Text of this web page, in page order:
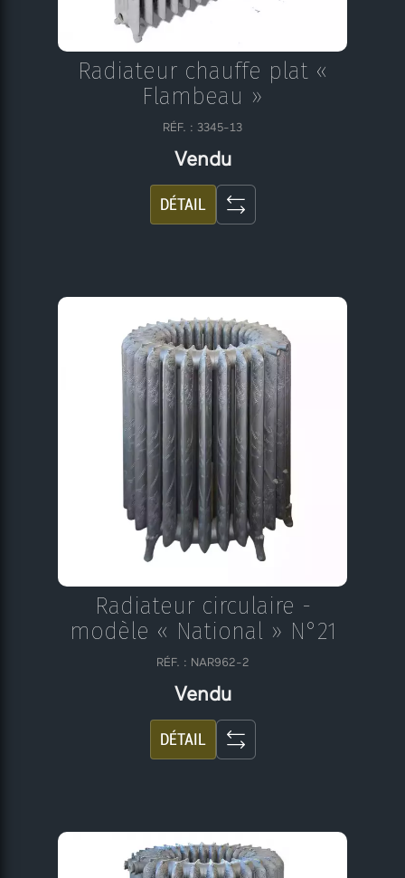
Radiateur chauffe plat «
Flambeau »
RÉF. : 3345-13
Vendu
DÉTAIL
Radiateur circulaire -
modèle « National » N°21
RÉF. : NAR962-2
Vendu
DÉTAIL